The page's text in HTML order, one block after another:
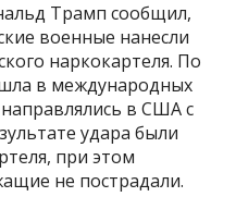
Трамп сообщил,
военные нанесли
наркокартеля. По
в международных
в США с
удара были
при этом
не пострадали.